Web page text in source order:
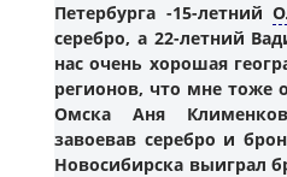
Петербурга -15-летний
серебро, а 22-летний
нас очень хорошая
регионов, что мне тоже
Омска Аня
завоевав серебро и
Новосибирска выиграл